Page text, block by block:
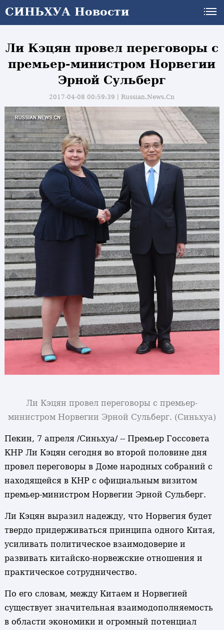
СИНЬХУА Новости
Ли Кэцян провел переговоры с
премьер-министром Норвегии
Эрной Сульберг
2017-04-08 00:59:39丨Russian.News.Cn
Ли Кэцян провел переговоры с премьер-
министром Норвегии Эрной Сульберг. (Синьхуа)
Пекин, 7 апреля /Синьхуа/ -- Премьер Госсовета
КНР Ли Кэцян сегодня во второй половине дня
провел переговоры в Доме народных собраний с
находящейся в КНР с официальным визитом
премьер-министром Норвегии Эрной Сульберг.
Ли Кэцян выразил надежду, что Норвегия будет
твердо придерживаться принципа одного Китая,
усиливать политическое взаимодоверие и
развивать китайско-норвежские отношения и
практическое сотрудничество.
По его словам, между Китаем и Норвегией
существует значительная взаимодополняемость
в области экономики и огромный потенциал